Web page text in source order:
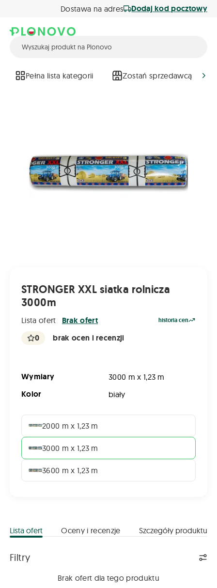
Dostawa na adres Dodaj kod pocztowy
Pełna lista kategorii Zostań sprzedawcą
STRONGER XXL siatka rolnicza
3000m
Lista ofert Brak ofert historia cen
0 brak ocen i recenzji
Wymiary 3000 m x 1,23 m
Kolor biały
2000 m x 1,23 m
3000 m x 1,23 m
3600 m x 1,23 m
Lista ofert Oceny i recenzje Szczegóły produktu
Filtry
Brak ofert dla tego produktu